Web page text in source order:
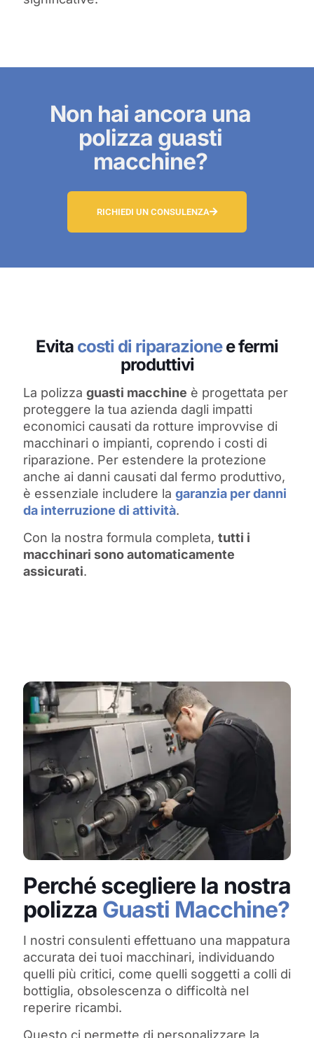
Non hai ancora una
polizza guasti
macchine?
RICHIEDI UN CONSULENZA
Evita costi di riparazionee fermi
produttivi
La polizza guasti macchine è progettata per
proteggere la tua azienda dagli impatti
economici causati da rotture improvvise di
macchinari o impianti, coprendo i costi di
riparazione. Per estendere la protezione
anche ai danni causati dal fermo produttivo,
è essenziale includere la garanzia per danni
da interruzione di attività.
Con la nostra formula completa, tutti i
macchinari sono automaticamente
assicurati.
Perché scegliere la nostra
polizza Guasti Macchine?
I nostri consulenti effettuano una mappatura
accurata dei tuoi macchinari, individuando
quelli più critici, come quelli soggetti a colli di
bottiglia, obsolescenza o difficoltà nel
reperire ricambi.
Questo ci permette di personalizzare la